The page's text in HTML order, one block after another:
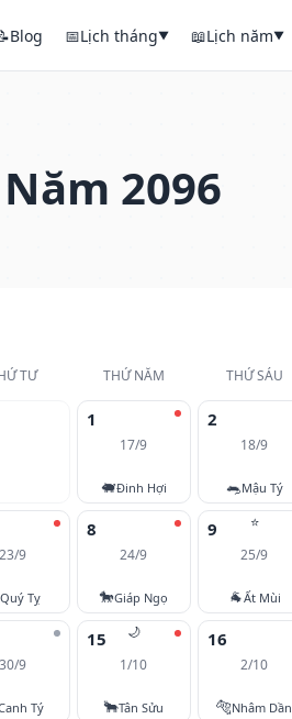
Blog 📅Lịch tháng▼ 📖Lịch năm▼
2096
TƯ THỨ NĂM THỨ SÁU
1
17/9
🐖Đinh Hợi
2
18/9
🐀Mậu Tý
23/9
Quý Tỵ
8
24/9
🐎Giáp Ngọ
⭐
9
25/9
🐐Ất Mùi
30/9
Tý
🌙
15
1/10
🐂Tân Sửu
16
2/10
🐅Nhâm Dần